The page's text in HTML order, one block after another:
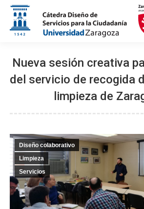
Nueva sesión creativa
del servicio de recogida
limpieza de
Diseño colaborativo
Limpieza
Servicios